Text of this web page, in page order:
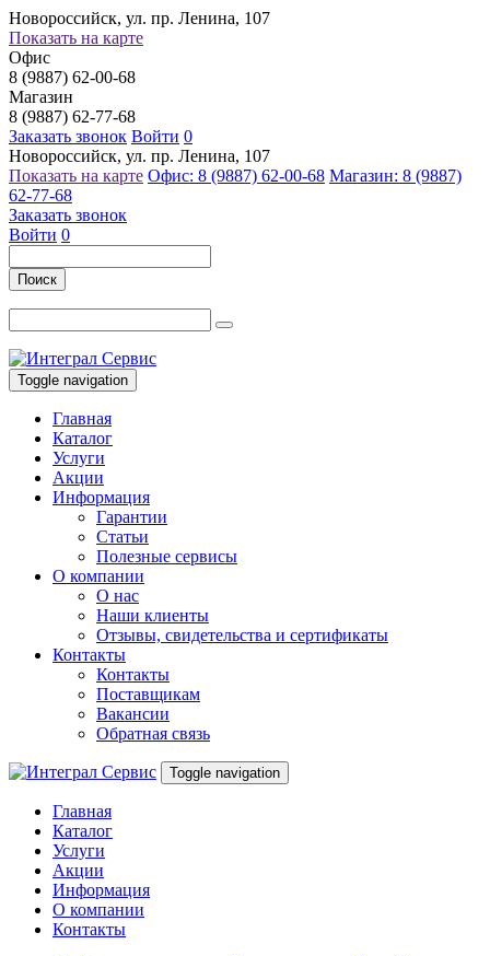
Новороссийск, ул. пр. Ленина, 107
Показать на карте
Офис
8 (9887) 62-00-68
Магазин
8 (9887) 62-77-68
Заказать звонок Войти 0
Новороссийск, ул. пр. Ленина, 107
Показать на карте Офис: 8 (9887) 62-00-68 Магазин: 8 (9887)
62-77-68
Заказать звонок
Войти 0
Поиск
Toggle navigation
Главная
Каталог
Услуги
Акции
Информация
Гарантии
Статьи
Полезные сервисы
О компании
О нас
Наши клиенты
Отзывы, свидетельства и сертификаты
Контакты
Контакты
Поставщикам
Вакансии
Обратная связь
Toggle navigation
Главная
Каталог
Услуги
Акции
Информация
О компании
Контакты